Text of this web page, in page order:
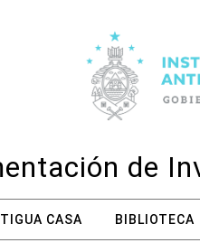
de
CASA BIBLIOTECA